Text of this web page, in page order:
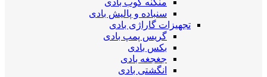
منگنه کوب بادی
سنباده و پالیش بادی
تجهیزات گاراژی بادی
گریس پمپ بادی
بکس بادی
جغجغه بادی
انگشتی بادی